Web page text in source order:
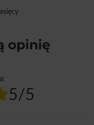
opinię
5/5